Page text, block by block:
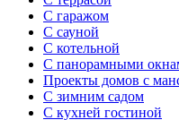
С гаражом
С сауной
С котельной
С панорамными
Проекты домов с
С зимним садом
С кухней гостиной